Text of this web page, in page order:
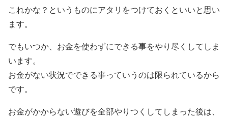
これかな？というものにアタリをつけておくといいと思い
ます。
でもいつか、お金を使わずにできる事をやり尽くしてしま
います。
お金がない状況でできる事っていうのは限られているから
です。
お金がかからない遊びを全部やりつくしてしまった後は、